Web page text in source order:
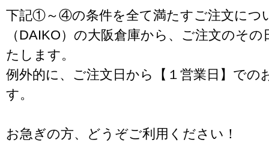
下記①～④の条件を全て満たすご注文につ
（DAIKO）の大阪倉庫から、ご注文のそ
たします。
例外的に、ご注文日から【１営業日】での
す。
お急ぎの方、どうぞご利用ください！